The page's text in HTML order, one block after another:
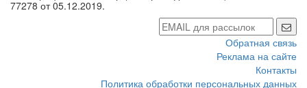
Обратная связь
Реклама на сайте
Контакты
Политика обработки персональных данных
Политика конфиденциальности